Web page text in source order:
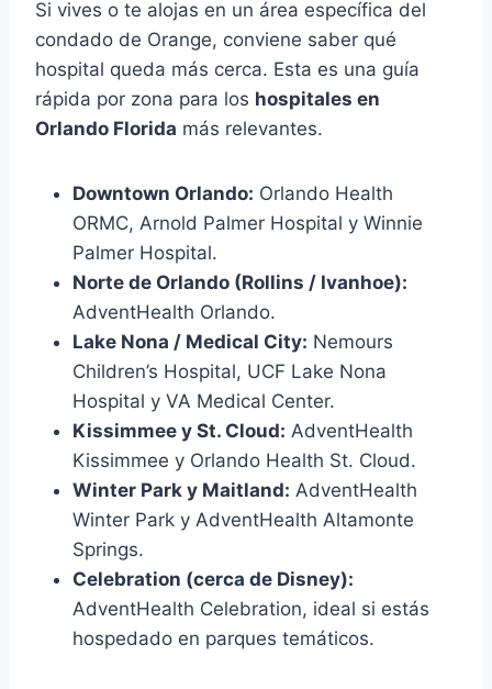
Si vives o te alojas en un área específica del
condado de Orange, conviene saber qué
hospital queda más cerca. Esta es una guía
rápida por zona para los hospitales en
Orlando Florida más relevantes.
Downtown Orlando: Orlando Health
ORMC, Arnold Palmer Hospital y Winnie
Palmer Hospital.
Norte de Orlando (Rollins / Ivanhoe):
AdventHealth Orlando.
Lake Nona / Medical City: Nemours
Children’s Hospital, UCF Lake Nona
Hospital y VA Medical Center.
Kissimmee y St. Cloud: AdventHealth
Kissimmee y Orlando Health St. Cloud.
Winter Park y Maitland: AdventHealth
Winter Park y AdventHealth Altamonte
Springs.
Celebration (cerca de Disney):
AdventHealth Celebration, ideal si estás
hospedado en parques temáticos.